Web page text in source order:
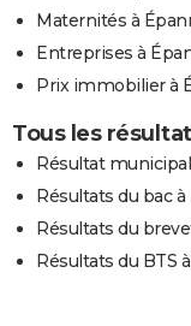
Maternités à
Entreprises à
Prix immobilier à
Tous les
Résultat
Résultats du bac
Résultats du
Résultats du BTS